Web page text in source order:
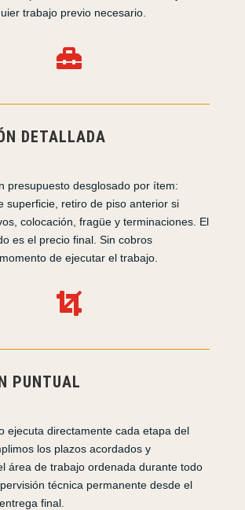
trabajo previo necesario.

DETALLADA
presupuesto desglosado por ítem:
superficie, retiro de piso anterior si
colocación, fragüe y terminaciones. El
es el precio final. Sin cobros
de ejecutar el trabajo.

PUNTUAL
ejecuta directamente cada etapa del
los plazos acordados y
área de trabajo ordenada durante todo
técnica permanente desde el
final.